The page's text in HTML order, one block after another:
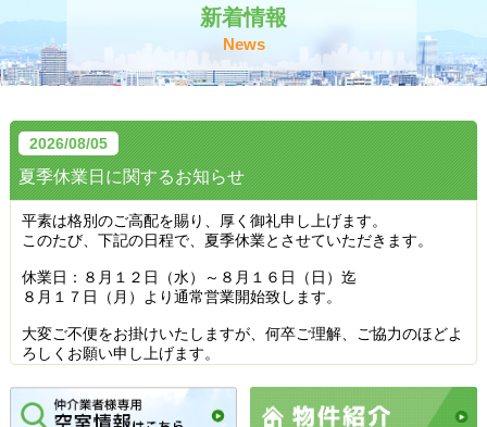
新着情報
News
2026/08/05
夏季休業日に関するお知らせ
平素は格別のご高配を賜り、厚く御礼申し上げます。
このたび、下記の日程で、夏季休業とさせていただきます。
休業日：８月１２日（水）～８月１６日（日）迄
８月１７日（月）より通常営業開始致します。
大変ご不便をお掛けいたしますが、何卒ご理解、ご協力のほどよ
ろしくお願い申し上げます。